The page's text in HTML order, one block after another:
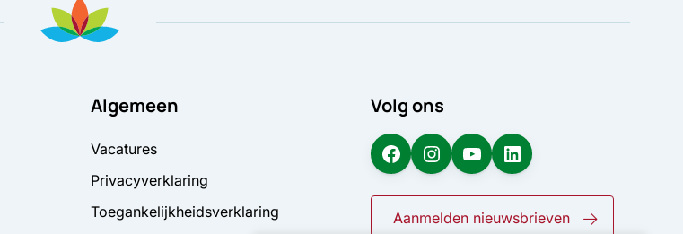
Algemeen
Vacatures
Privacyverklaring
Toegankelijkheidsverklaring
Volg ons
Facebook
Instagram
YouTubeLinkedIn
Aanmelden nieuwsbrieven